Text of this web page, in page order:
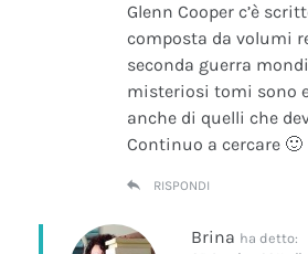
Glenn Cooper c’è
composta da volumi
seconda guerra
misteriosi tomi sono
anche di quelli che
Continuo a cercare 🙂
RISPONDI
Brina ha detto: